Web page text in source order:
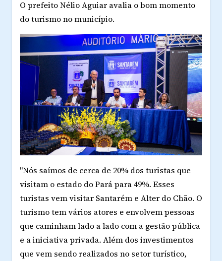
O prefeito Nélio Aguiar avalia o bom momento
do turismo no município.
"Nós saímos de cerca de 20% dos turistas que
visitam o estado do Pará para 49%. Esses
turistas vem visitar Santarém e Alter do Chão. O
turismo tem vários atores e envolvem pessoas
que caminham lado a lado com a gestão pública
e a iniciativa privada. Além dos investimentos
que vem sendo realizados no setor turístico,